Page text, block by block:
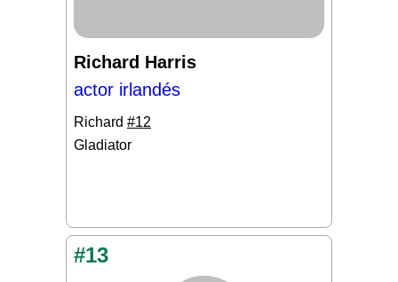
Richard Harris
actor irlandés
Richard #12
Gladiator
#13